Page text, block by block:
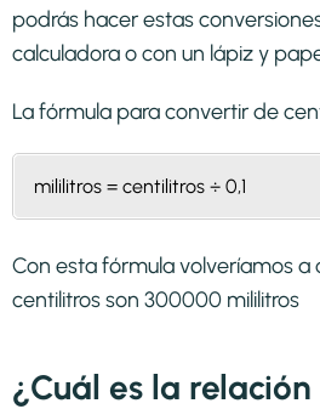
podrás hacer estas
calculadora o con un lápiz y
La fórmula para convertir de
mililitros = centilitros ÷ 0,1
Con esta fórmula volveríamos
centilitros son 300000 mililitros
¿Cuál es la